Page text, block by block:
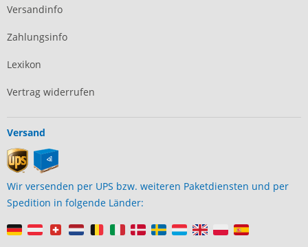
Versandinfo
Zahlungsinfo
Lexikon
Vertrag widerrufen
Versand
Wir versenden per UPS bzw. weiteren Paketdiensten und per
Spedition in folgende Länder: